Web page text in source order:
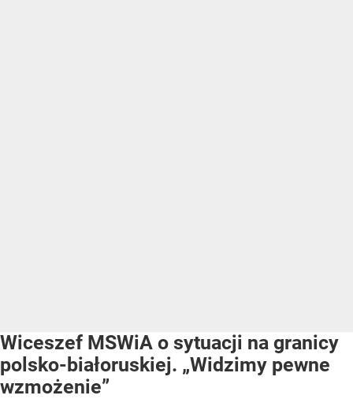
Wiceszef MSWiA o sytuacji na granicy
polsko-białoruskiej. „Widzimy pewne
wzmożenie”